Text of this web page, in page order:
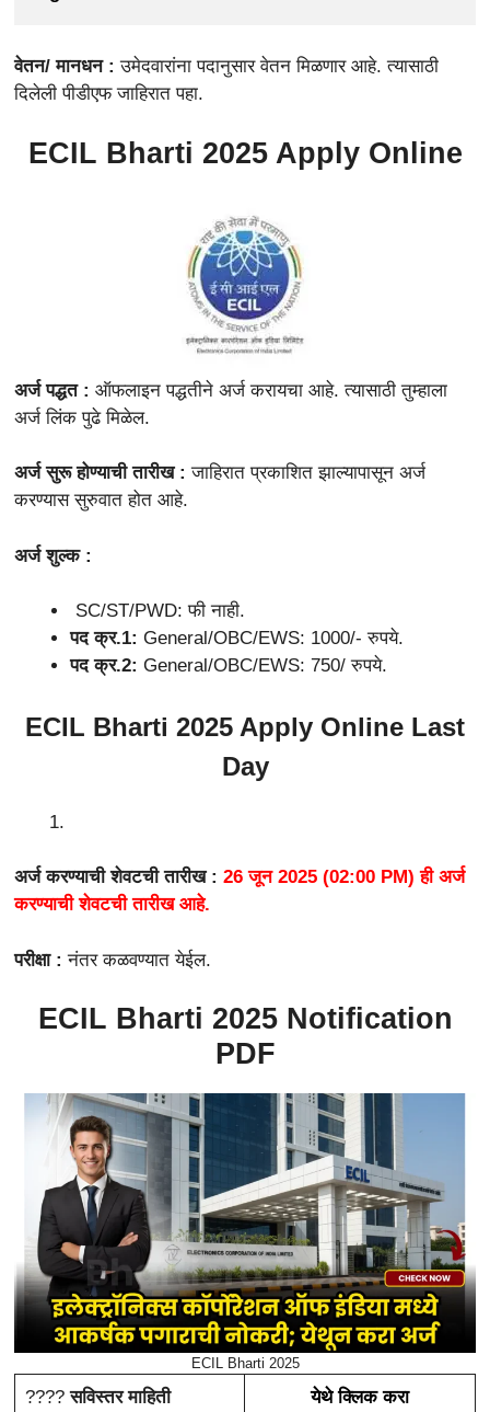
वेतन/ मानधन :उमेदवारांना पदानुसार वेतन मिळणार आहे. त्यासाठी
दिलेली पीडीएफ जाहिरात पहा.
ECIL Bharti 2025 Apply Online
अर्ज पद्धत : ऑफलाइन पद्धतीने अर्ज करायचा आहे. त्यासाठी तुम्हाला
अर्ज लिंक पुढे मिळेल.
अर्ज सुरू होण्याची तारीख : जाहिरात प्रकाशित झाल्यापासून अर्ज
करण्यास सुरुवात होत आहे.
अर्ज शुल्क :
SC/ST/PWD: फी नाही.
पद क्र.1: General/OBC/EWS: 1000/- रुपये.
पद क्र.2: General/OBC/EWS: 750/ रुपये.
ECIL Bharti 2025 Apply Online Last
Day
अर्ज करण्याची शेवटची तारीख : 26 जून 2025 (02:00 PM) ही अर्ज
करण्याची शेवटची तारीख आहे.
परीक्षा :नंतर कळवण्यात येईल.
ECIL Bharti 2025 Notification
PDF
ECIL Bharti 2025
????सविस्तर माहिती येथे क्लिक करा